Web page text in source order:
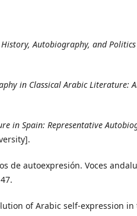
Autobiography, and
in Classical Arabic Literature:
in Spain: Representative
de autoexpresión. Voces
of Arabic self-expression